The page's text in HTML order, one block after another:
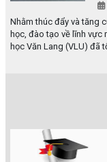
Nhằm thúc đẩy và tăng
học, đào tạo về lĩnh
học Văn Lang (VLU) đã